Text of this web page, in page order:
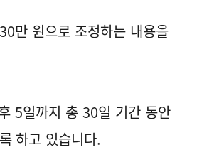
만 원으로 조정하는 내용을
5일까지 총 30일 기간 동안
하고 있습니다.